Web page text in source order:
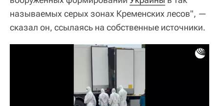
называемых серых зонах Кременских лесов", —
сказал он, ссылаясь на собственные источники.